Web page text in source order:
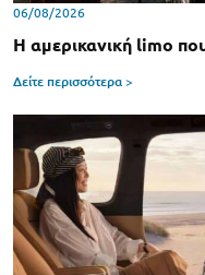
06/08/2026
Η αμερικανική limo
Δείτε περισσότερα >